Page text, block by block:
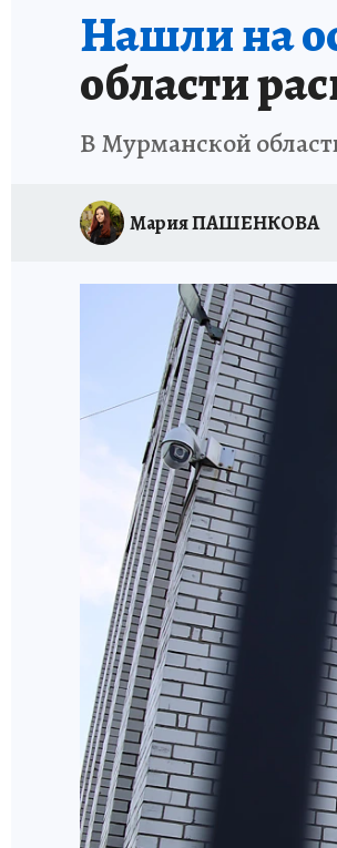
ЗАПОВЕДНАЯ
Нашли на
области
В Мурманской
Мария ПАШЕНКОВА